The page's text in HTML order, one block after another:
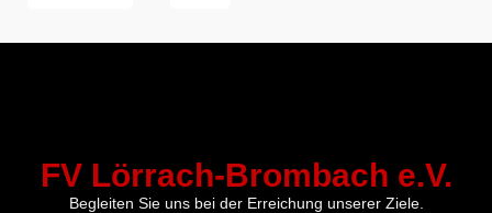
FV Lörrach-Brombach e.V.
Begleiten Sie uns bei der Erreichung unserer Ziele.